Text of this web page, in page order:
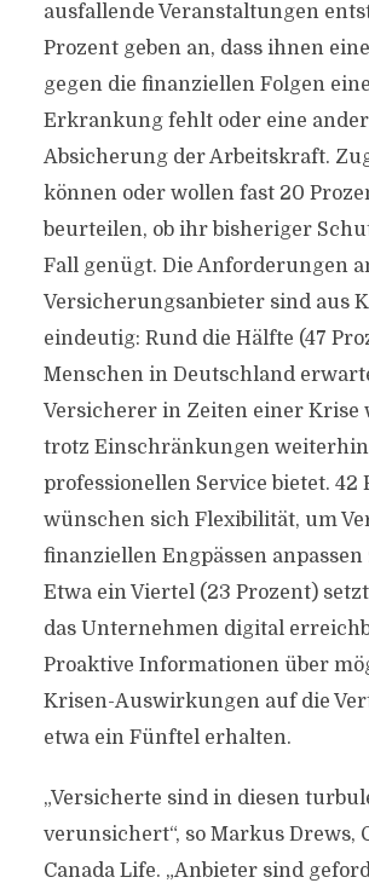
ausfallende Veranstaltungen
Prozent geben an, dass ihnen
gegen die finanziellen Folgen
Erkrankung fehlt oder eine
Absicherung der Arbeitskraft.
können oder wollen fast 20
beurteilen, ob ihr bisheriger
Fall genügt. Die Anforderungen
Versicherungsanbieter sind aus
eindeutig: Rund die Hälfte (47
Menschen in Deutschland
Versicherer in Zeiten einer Krise
trotz Einschränkungen
professionellen Service bietet. 42
wünschen sich Flexibilität, um
finanziellen Engpässen
Etwa ein Viertel (23 Prozent)
das Unternehmen digital
Proaktive Informationen über
Krisen-Auswirkungen auf die
etwa ein Fünftel erhalten.
„Versicherte sind in diesen
verunsichert“, so Markus Drews,
Canada Life. „Anbieter sind